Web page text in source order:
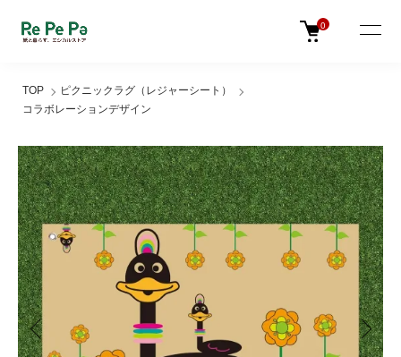
0
TOP
ピクニックラグ（レジャーシート）
コラボレーションデザイン